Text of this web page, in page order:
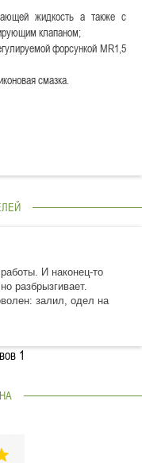
жидкость а также с
клапаном;
форсункой МR1,5
смазка.
И наконец-то
разбрызгивает.
залил, одел на
1